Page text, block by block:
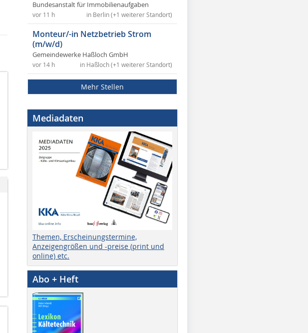
Bundesanstalt für Immobilienaufgaben
in Berlin (+1 weiterer Standort)
vor 11 h
Monteur/-in Netzbetrieb Strom
(m/w/d)
Gemeindewerke Haßloch GmbH
in Haßloch (+1 weiterer Standort)
vor 14 h
Mehr Stellen
Mediadaten
Themen, Erscheinungstermine,
Anzeigengrößen und -preise (print und
online) etc.
Abo + Heft